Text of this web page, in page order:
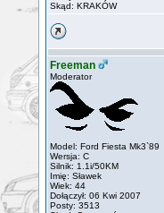
Skąd: KRAKÓW
Freeman
Moderator
Model: Ford Fiesta Mk3`89
Wersja: C
Silnik: 1.1i/50KM
Imię: Sławek
Wiek: 44
Dołączył: 06 Kwi 2007
Posty: 3513